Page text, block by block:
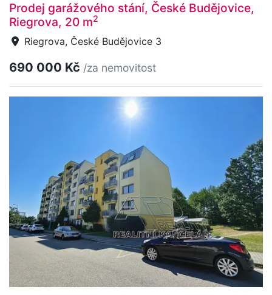
Prodej garážového stání, České Budějovice,
Riegrova, 20 m2
Riegrova, České Budějovice 3
690 000 Kč /za nemovitost